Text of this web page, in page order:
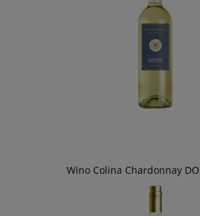
Wino Colina Chardonnay